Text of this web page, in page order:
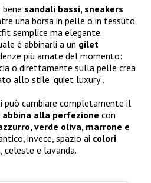
sandali bassi, sneakers
una borsa in pelle o in tessuto
semplice ma elegante.
è abbinarli a un gilet
più amate del momento:
o direttamente sulla pelle crea
allo stile “quiet luxury”.
può cambiare completamente il
abbina alla perfezione con
verde oliva, marrone e
invece, spazio ai colori
celeste e lavanda.